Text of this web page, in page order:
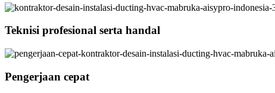
Teknisi profesional serta handal
Pengerjaan cepat